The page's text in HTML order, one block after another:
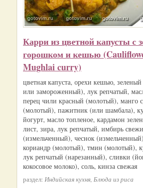
Карри из цветной капусты с
горошком и кешью
Mughlai curry)
цветная капуста, орехи кешью,
или замороженный), лук репчатый,
перец чили красный (молотый), манго
(молотый), пажитник (или шамбала),
йогурт, масло топленое, кардамон
лист, зира, лук репчатый, имбирь
(измельченный), чеснок
кориандр (молотый), тмин (молотый),
лук репчатый (нарезанный), сливки
кокосовое молоко), соль, кинза свежая
раздел: Индийская кухня, Блюда из риса